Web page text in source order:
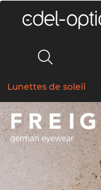
Lunettes de soleil